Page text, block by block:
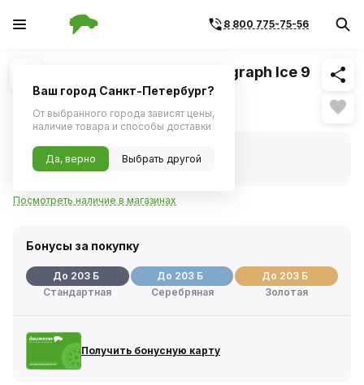
8 800 775-75-56
1/1 Похожие
Шина зимняя Ikon Tyres Autograph Ice 9
175/65 R14 86T XL шип
Нет в наличии
Нет в наличии
Код товара:1131699
Артикул:ts72195
Посмотреть наличие в магазинах
Бонусы за покупку
До 203 Б
Стандартная
До 203 Б
Серебряная
До 203 Б
Золотая
Получить бонусную карту
Ваш город Санкт-Петербург?
От выбранного города зависят цены,
наличие товара и способы доставки
Да, верно Выбрать другой